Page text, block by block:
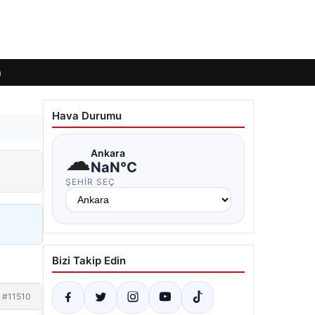
#11510
Hava Durumu
☁Ankara
NaN°C
ŞEHIR SEÇ
Bizi Takip Edin